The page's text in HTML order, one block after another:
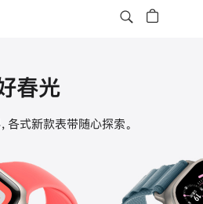
春光
各式新款表带随心探索。